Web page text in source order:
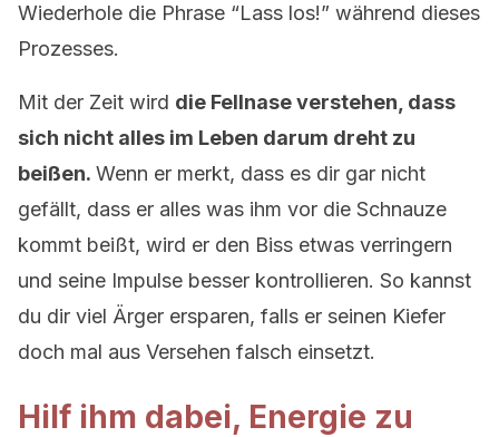
Wiederhole die Phrase “Lass los!” während dieses
Prozesses.
Mit der Zeit wird die Fellnase verstehen, dass
sich nicht alles im Leben darum dreht zu
beißen. Wenn er merkt, dass es dir gar nicht
gefällt, dass er alles was ihm vor die Schnauze
kommt beißt, wird er den Biss etwas verringern
und seine Impulse besser kontrollieren. So kannst
du dir viel Ärger ersparen, falls er seinen Kiefer
doch mal aus Versehen falsch einsetzt.
Hilf ihm dabei, Energie zu